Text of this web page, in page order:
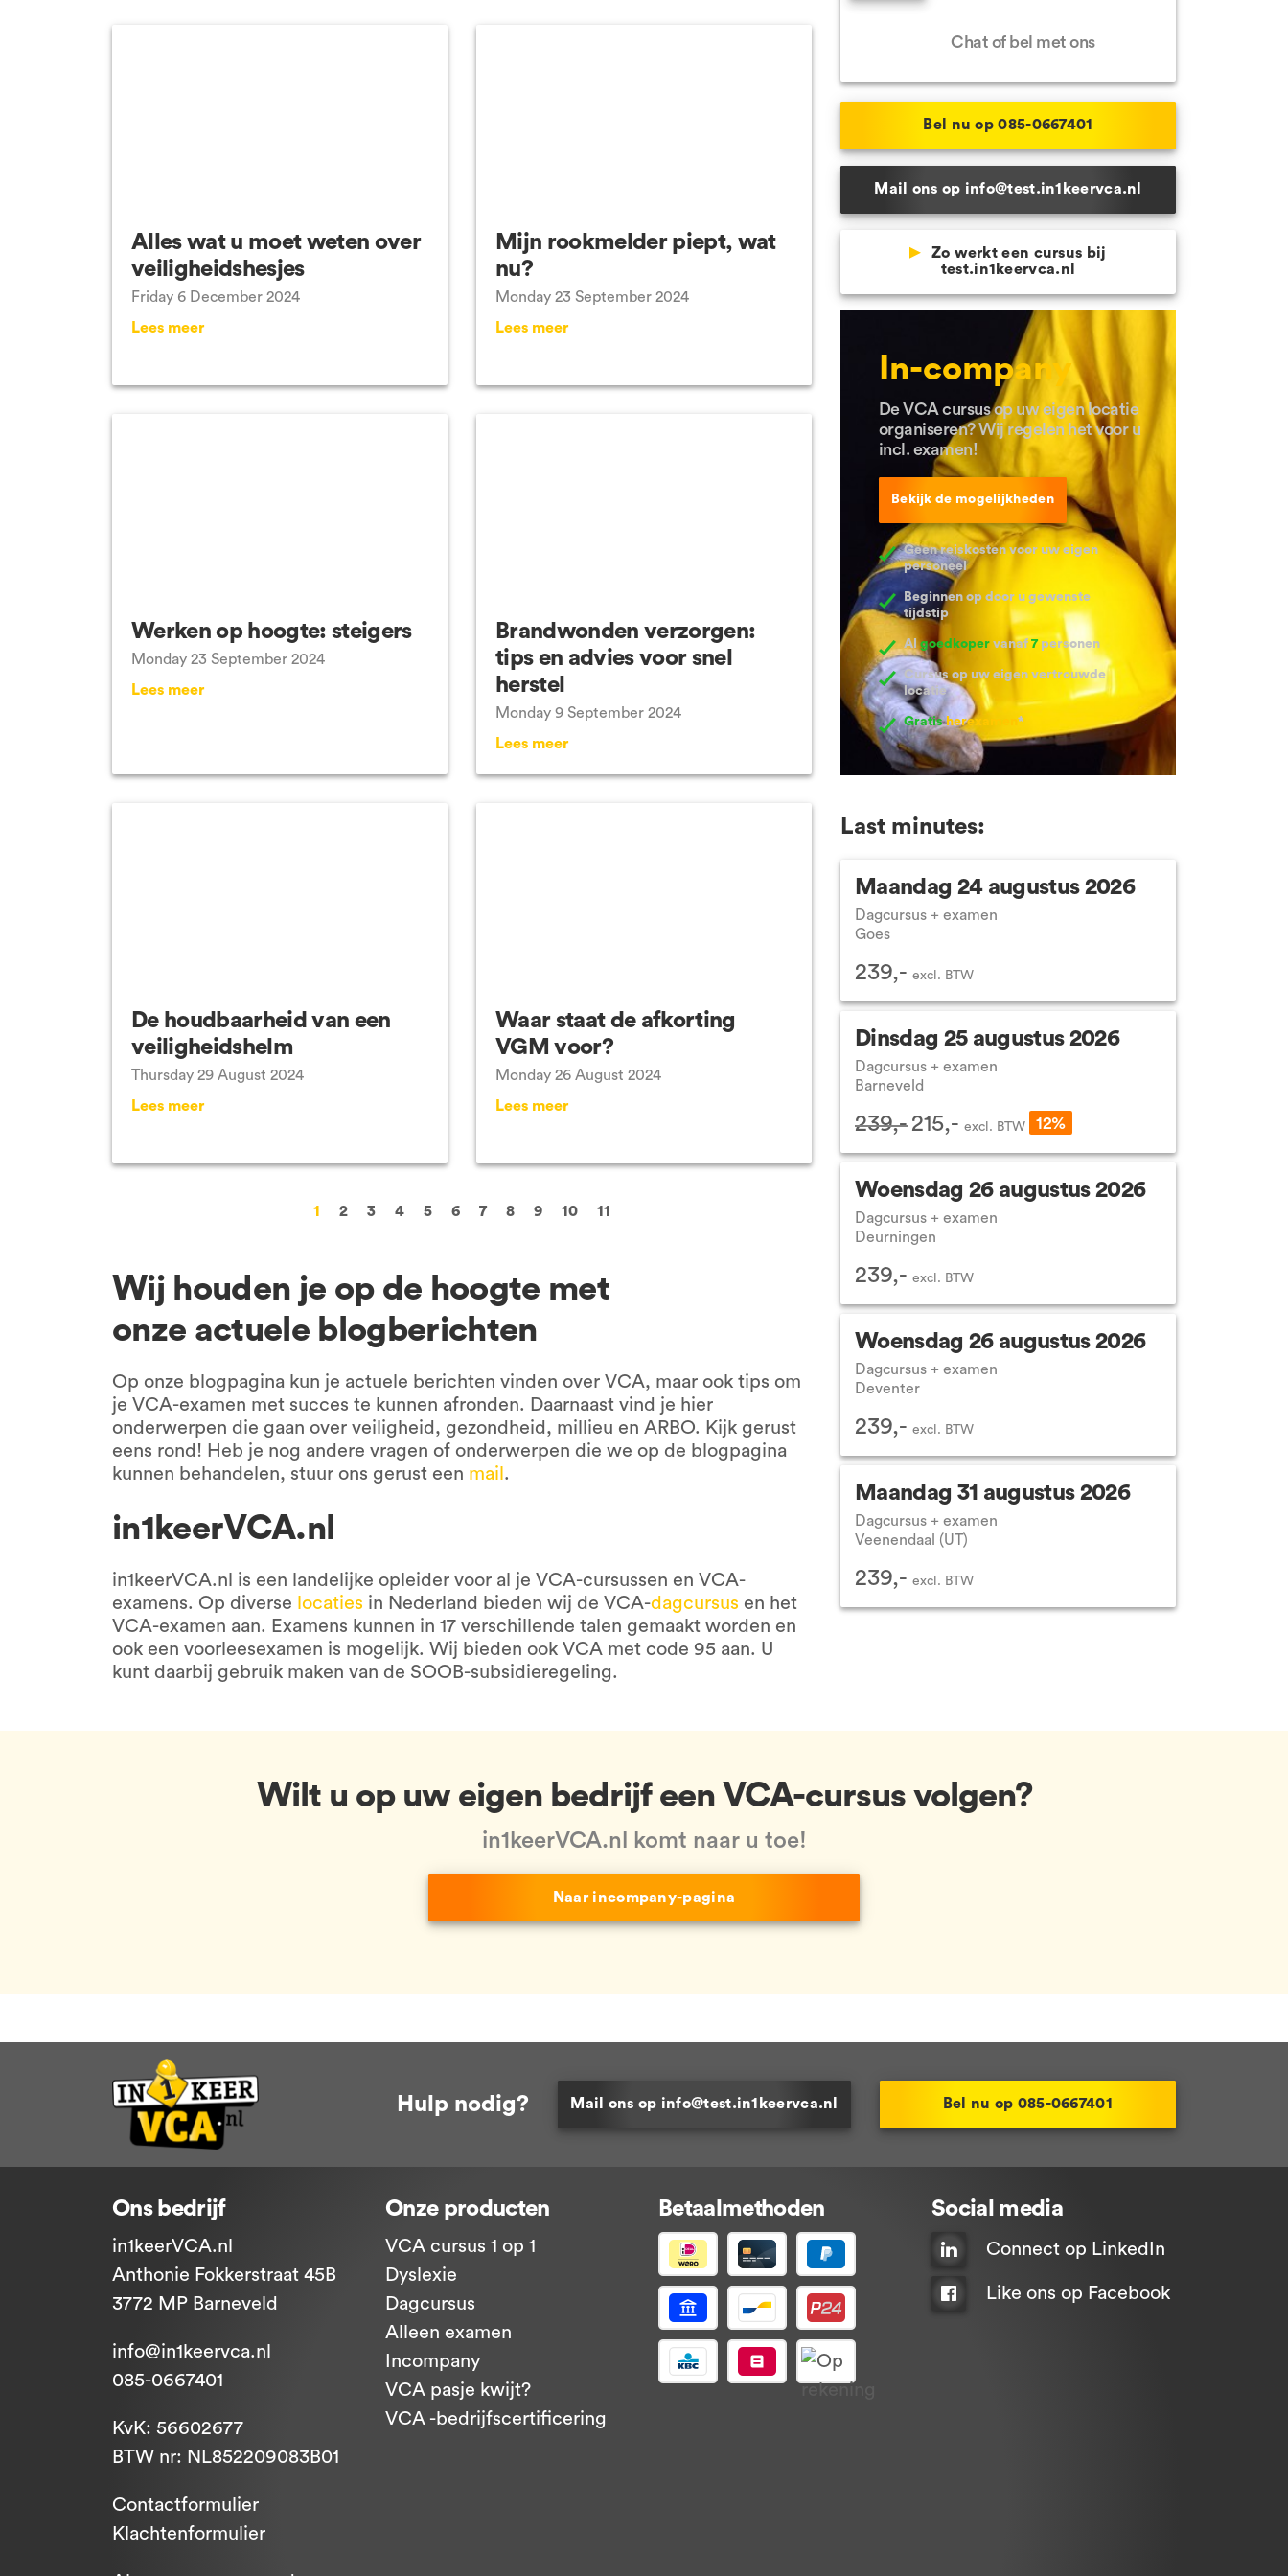
VCA Zwolle
VCA Veenendaal
Alle locaties
Alles wat u moet weten over
veiligheidshesjes
Friday 6 December 2024
Lees meer
Mijn rookmelder piept, wat
nu?
Monday 23 September 2024
Lees meer
Werken op hoogte: steigers
Monday 23 September 2024
Lees meer
Brandwonden verzorgen:
tips en advies voor snel
herstel
Monday 9 September 2024
Lees meer
De houdbaarheid van een
veiligheidshelm
Thursday 29 August 2024
Lees meer
Waar staat de afkorting
VGM voor?
Monday 26 August 2024
Lees meer
1 2 3 4 5 6 7 8 9 10 11
Wij houden je op de hoogte met
onze actuele blogberichten
Op onze blogpagina kun je actuele berichten vinden over VCA, maar ook tips om
je VCA-examen met succes te kunnen afronden. Daarnaast vind je hier
onderwerpen die gaan over veiligheid, gezondheid, millieu en ARBO. Kijk gerust
eens rond! Heb je nog andere vragen of onderwerpen die we op de blogpagina
kunnen behandelen, stuur ons gerust een mail .
in1keerVCA.nl
in1keerVCA.nl is een landelijke opleider voor al je VCA-cursussen en VCA-
examens. Op diverse locaties in Nederland bieden wij de VCA-dagcursus en het
VCA-examen aan. Examens kunnen in 17 verschillende talen gemaakt worden en
ook een voorleesexamen is mogelijk. Wij bieden ook VCA met code 95 aan. U
kunt daarbij gebruik maken van de SOOB-subsidieregeling.
Chat of bel met ons
Bel nu op 085-0667401
Mail ons op info@test.in1keervca.nl
Zo werkt een cursus bij
test.in1keervca.nl
In-company
De VCA cursus op uw eigen locatie
organiseren? Wij regelen het voor u
incl. examen!
Bekijk de mogelijkheden
Geen reiskosten voor uw eigen
personeel
Beginnen op door u gewenste
tijdstip
Algoedkopervanaf7personen
Cursus op uw eigen vertrouwde
locatie
Gratis herexamen *
Last minutes:
Maandag 24 augustus 2026
Dagcursus + examen
Goes
239,- excl. BTW
Dinsdag 25 augustus 2026
Dagcursus + examen
Barneveld
239,- 215,- excl. BTW 12%
Woensdag 26 augustus 2026
Dagcursus + examen
Deurningen
239,- excl. BTW
Woensdag 26 augustus 2026
Dagcursus + examen
Deventer
239,- excl. BTW
Maandag 31 augustus 2026
Dagcursus + examen
Veenendaal (UT)
239,- excl. BTW
Wilt u op uw eigen bedrijf een VCA-cursus volgen?
in1keerVCA.nl komt naar u toe!
Naar incompany-pagina
Hulp nodig? Mail ons op info@test.in1keervca.nl Bel nu op 085-0667401
Ons bedrijf
in1keerVCA.nl
Anthonie Fokkerstraat 45B
3772 MP Barneveld
info@in1keervca.nl
085-0667401
KvK: 56602677
BTW nr: NL852209083B01
Contactformulier
Klachtenformulier
Onze producten
VCA cursus 1 op 1
Dyslexie
Dagcursus
Alleen examen
Incompany
VCA pasje kwijt?
VCA -bedrijfscertificering
Social media
Connect op LinkedIn
Like ons op Facebook
Betaalmethoden